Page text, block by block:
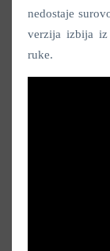
nedostaje
verzija izbija
ruke.